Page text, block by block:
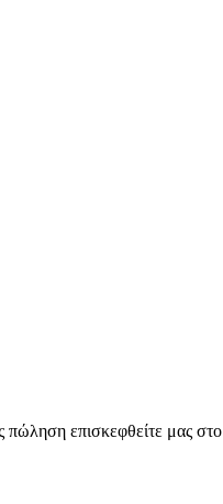
πώληση επισκεφθείτε μας στο